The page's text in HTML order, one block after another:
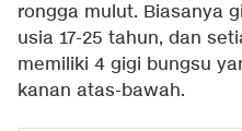
rongga mulut. Biasanya
usia 17-25 tahun, dan
memiliki 4 gigi bungsu
kanan atas-bawah.